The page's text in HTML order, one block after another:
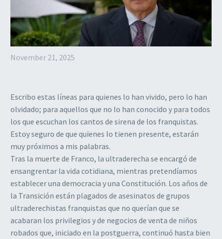
November 21, 2025
Escribo estas líneas para quienes lo han vivido, pero lo han
olvidado; para aquellos que no lo han conocido y para todos
los que escuchan los cantos de sirena de los franquistas.
Estoy seguro de que quienes lo tienen presente, estarán
muy próximos a mis palabras.
Tras la muerte de Franco, la ultraderecha se encargó de
ensangrentar la vida cotidiana, mientras pretendíamos
establecer una democracia y una Constitución. Los años de
la Transición están plagados de asesinatos de grupos
ultraderechistas franquistas que no querían que se
acabaran los privilegios y de negocios de venta de niños
robados que, iniciado en la postguerra, continuó hasta bien